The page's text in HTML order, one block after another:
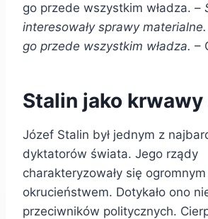
go przede wszystkim władza. –
interesowały sprawy
go przede wszystkim władza. –
Stalin jako
Józef Stalin był jednym z
dyktatorów świata. Jego rządy
charakteryzowały się ogromnym
okrucieństwem. Dotykało ono
przeciwników politycznych.